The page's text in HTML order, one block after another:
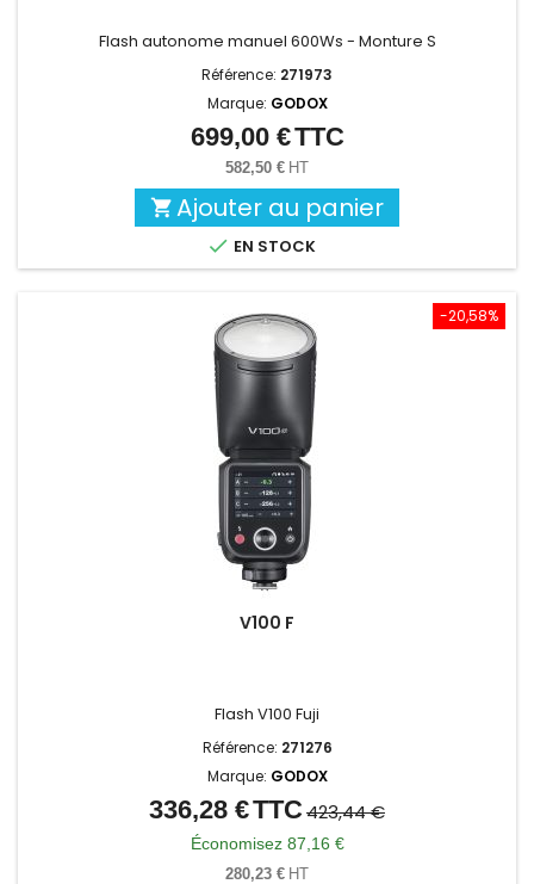
Flash autonome manuel 600Ws - Monture S
Référence: 271973
Marque: GODOX
Prix
699,00 €TTC
582,50 € HT
 Ajouter au panier
 EN STOCK
-20,58%
V100 F
Flash V100 Fuji
Référence: 271276
Marque: GODOX
Prix
Prix
de
base
336,28 €TTC423,44 €
Économisez 87,16 €
280,23 € HT